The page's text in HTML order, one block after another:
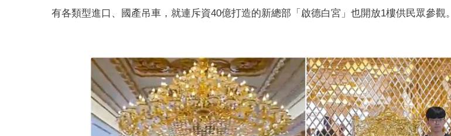
有各類型進口、國產吊車，就連斥資40億打造的新總部「啟德白宮」也開放1樓供民眾參觀。